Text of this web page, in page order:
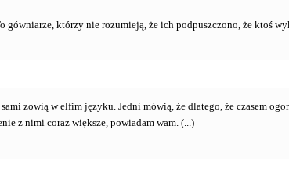
którzy nie rozumieją, że ich podpuszczono, że ktoś
zowią w elfim języku. Jedni mówią, że dlatego, że czasem
z nimi coraz większe, powiadam wam. (...)